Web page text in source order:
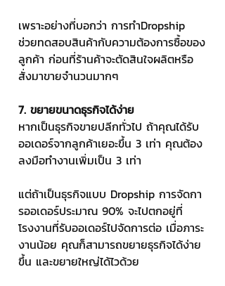
เพราะอย่างที่บอกว่า การทำDropship
ช่วยทดสอบสินค้ากับความต้องการซื้อของ
ลูกค้า ก่อนที่ร้านค้าจะตัดสินใจผลิตหรือ
สั่งมาขายจำนวนมากๆ
7. ขยายขนาดธุรกิจได้ง่าย
หากเป็นธุรกิจขายปลีกทั่วไป ถ้าคุณได้รับ
ออเดอร์จากลูกค้าเยอะขึ้น 3 เท่า คุณต้อง
ลงมือทำงานเพิ่มเป็น 3 เท่า
แต่ถ้าเป็นธุรกิจแบบ Dropship การจัดกา
รออเดอร์ประมาณ 90% จะไปตกอยู่ที่
โรงงานที่รับออเดอร์ไปจัดการต่อ เมื่อภาระ
งานน้อย คุณก็สามารถขยายธุรกิจได้ง่าย
ขึ้น และขยายใหญ่ได้ไวด้วย